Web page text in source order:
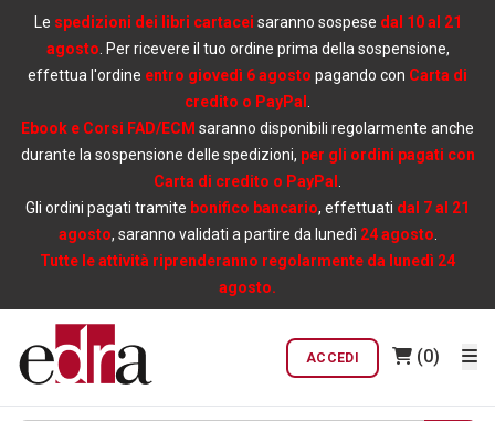
Le spedizioni dei libri cartacei saranno sospese dal 10 al 21
agosto . Per ricevere il tuo ordine prima della sospensione,
effettua l'ordine entro giovedì 6 agosto pagando con Carta di
credito o PayPal
Ebook e Corsi FAD/ECM saranno disponibili regolarmente anche
durante la sospensione delle spedizioni, per gli ordini pagati con
Carta di credito o PayPal
Gli ordini pagati tramite bonifico bancario, effettuati dal 7 al 21
agosto, saranno validati a partire da lunedì 24 agosto
Tutte le attività riprenderanno regolarmente da lunedì 24
agosto.
ACCEDI (0)